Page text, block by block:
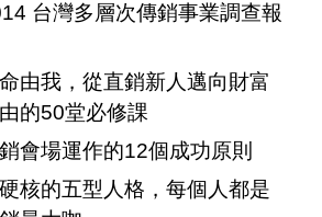
台灣多層次傳銷事業調查報
由我，從直銷新人邁向財富
的50堂必修課
會場運作的12個成功原則
核的五型人格，每個人都是